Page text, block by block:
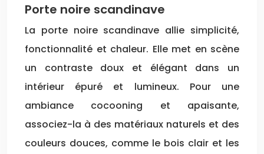
Porte noire scandinave
La porte noire scandinave allie simplicité,
fonctionnalité et chaleur. Elle met en scène
un contraste doux et élégant dans un
intérieur épuré et lumineux. Pour une
ambiance cocooning et apaisante,
associez-la à des matériaux naturels et des
couleurs douces, comme le bois clair et les